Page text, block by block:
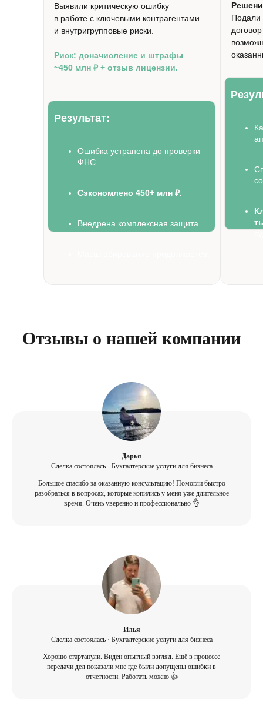
Результат:
Ошибка устранена до проверки
ФНС.
Сэкономлено 450+ млн ₽.
Внедрена комплексная защита.
Выявили критическую ошибку
в работе с ключевыми контрагентами
и внутригрупповые риски.
Риск: доначисление и штрафы
~450 млн ₽ + отзыв лицензии.
Подали
Отзывы о нашей компании
Дарья
Сделка состоялась · Бухгалтерские услуги для бизнеса
Большое спасибо за оказанную консультацию! Помогли быстро
разобраться в вопросах, которые копились у меня уже длительное
время. Очень уверенно и профессионально 👌
Илья
Сделка состоялась · Бухгалтерские услуги для бизнеса
Хорошо стартанули. Виден опытный взгляд. Ещё в процессе
передачи дел показали мне где были допущены ошибки в
отчетности. Работать можно 👍